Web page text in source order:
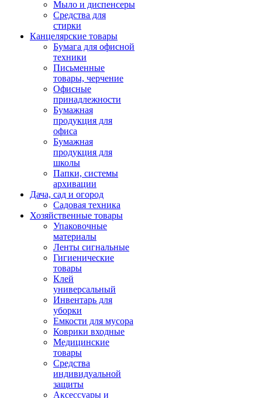
Мыло и диспенсеры
Средства для
стирки
Канцелярские товары
Бумага для офисной
техники
Письменные
товары, черчение
Офисные
принадлежности
Бумажная
продукция для
офиса
Бумажная
продукция для
школы
Папки, системы
архивации
Дача, сад и огород
Садовая техника
Хозяйственные товары
Упаковочные
материалы
Ленты сигнальные
Гигиенические
товары
Клей
универсальный
Инвентарь для
уборки
Емкости для мусора
Коврики входные
Медицинские
товары
Средства
индивидуальной
защиты
Аксессуары и